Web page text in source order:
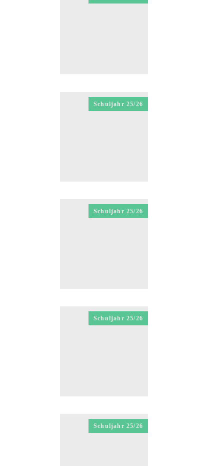
Schuljahr 25/26
Schuljahr 25/26
Schuljahr 25/26
Schuljahr 25/26